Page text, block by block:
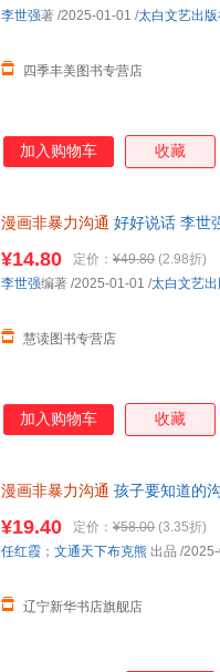
四季丰美图书专营店
李世强著 /2025-01-01 /太白文艺出
加入购物车 收藏
漫画非暴力沟通 好好说话 李世
¥14.80 定价： ¥49.80 (2.98折)
慧读图书专营店
李世强编著 /2025-01-01 /太白文艺
加入购物车 收藏
漫画非暴力沟通 孩子要知道的
¥19.40 定价： ¥58.00 (3.35折)
辽宁新华书店旗舰店
任红霞 ； 文通天下布克熊 出品 /